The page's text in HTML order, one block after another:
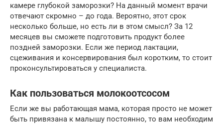
камере глубокой заморозки? На данный момент врачи
отвечают скромно – до года. Вероятно, этот срок
несколько больше, но есть ли в этом смысл? За 12
месяцев вы сможете подготовить продукт более
поздней заморозки. Если же период лактации,
сцеживания и консервирования был коротким, то стоит
проконсультироваться у специалиста.
Как пользоваться молокоотсосом
Если же вы работающая мама, которая просто не может
быть привязана к малышу постоянно, то вам необходим